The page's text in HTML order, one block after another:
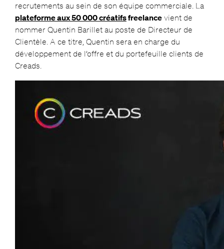
recrutements au sein de son équipe commerciale. La
plateforme aux 50 000 créatifsfreelancevient de
nommer Quentin Barillet au poste de Directeur de
Clientèle. A ce titre, Quentin sera en charge du
développement de l’offre et du portefeuille clients de
Creads.